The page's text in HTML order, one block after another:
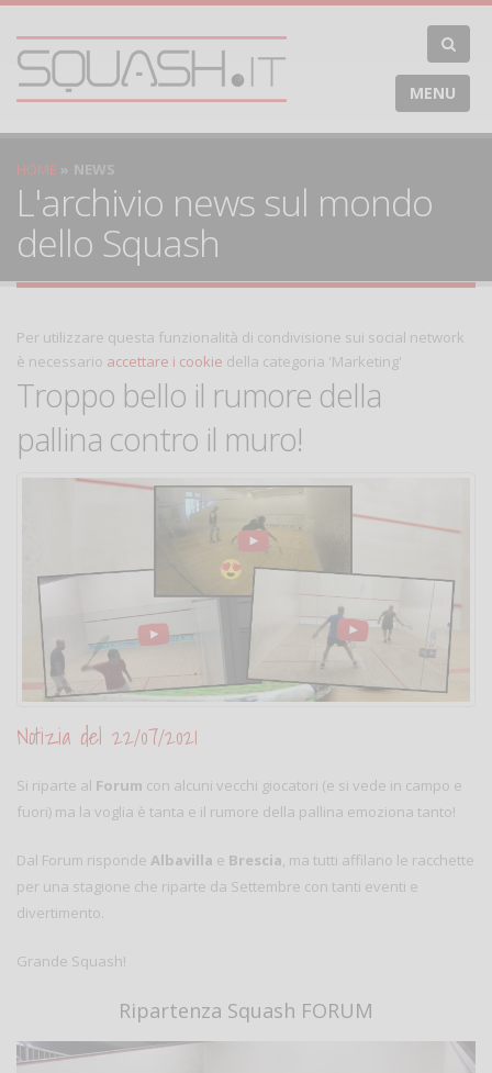
MENU
HOME NEWS
L'archivio news sul mondo
dello Squash
Per utilizzare questa funzionalità di condivisione sui social network
è necessario accettare i cookie della categoria 'Marketing'
Troppo bello il rumore della
pallina contro il muro!
Notizia del 22/07/2021
Si riparte al Forum con alcuni vecchi giocatori (e si vede in campo e
fuori) ma la voglia è tanta e il rumore della pallina emoziona tanto!
Dal Forum risponde Albavilla e Brescia, ma tutti affilano le racchette
per una stagione che riparte da Settembre con tanti eventi e
divertimento.
Grande Squash!
Ripartenza Squash FORUM